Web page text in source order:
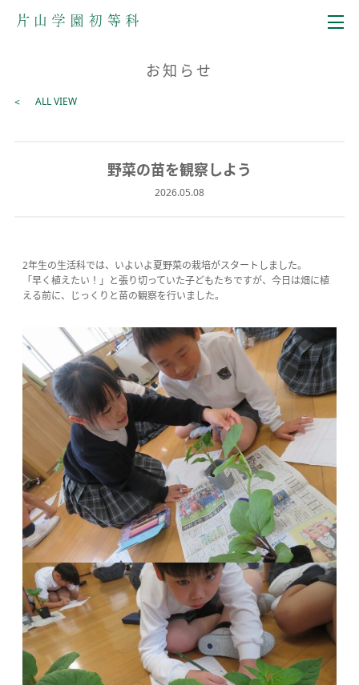
お知らせ
ALL VIEW
野菜の苗を観察しよう
2026.05.08
2年生の生活科では、いよいよ夏野菜の栽培がスタートしました。
「早く植えたい！」と張り切っていた子どもたちですが、今日は畑に植
える前に、じっくりと苗の観察を行いました。